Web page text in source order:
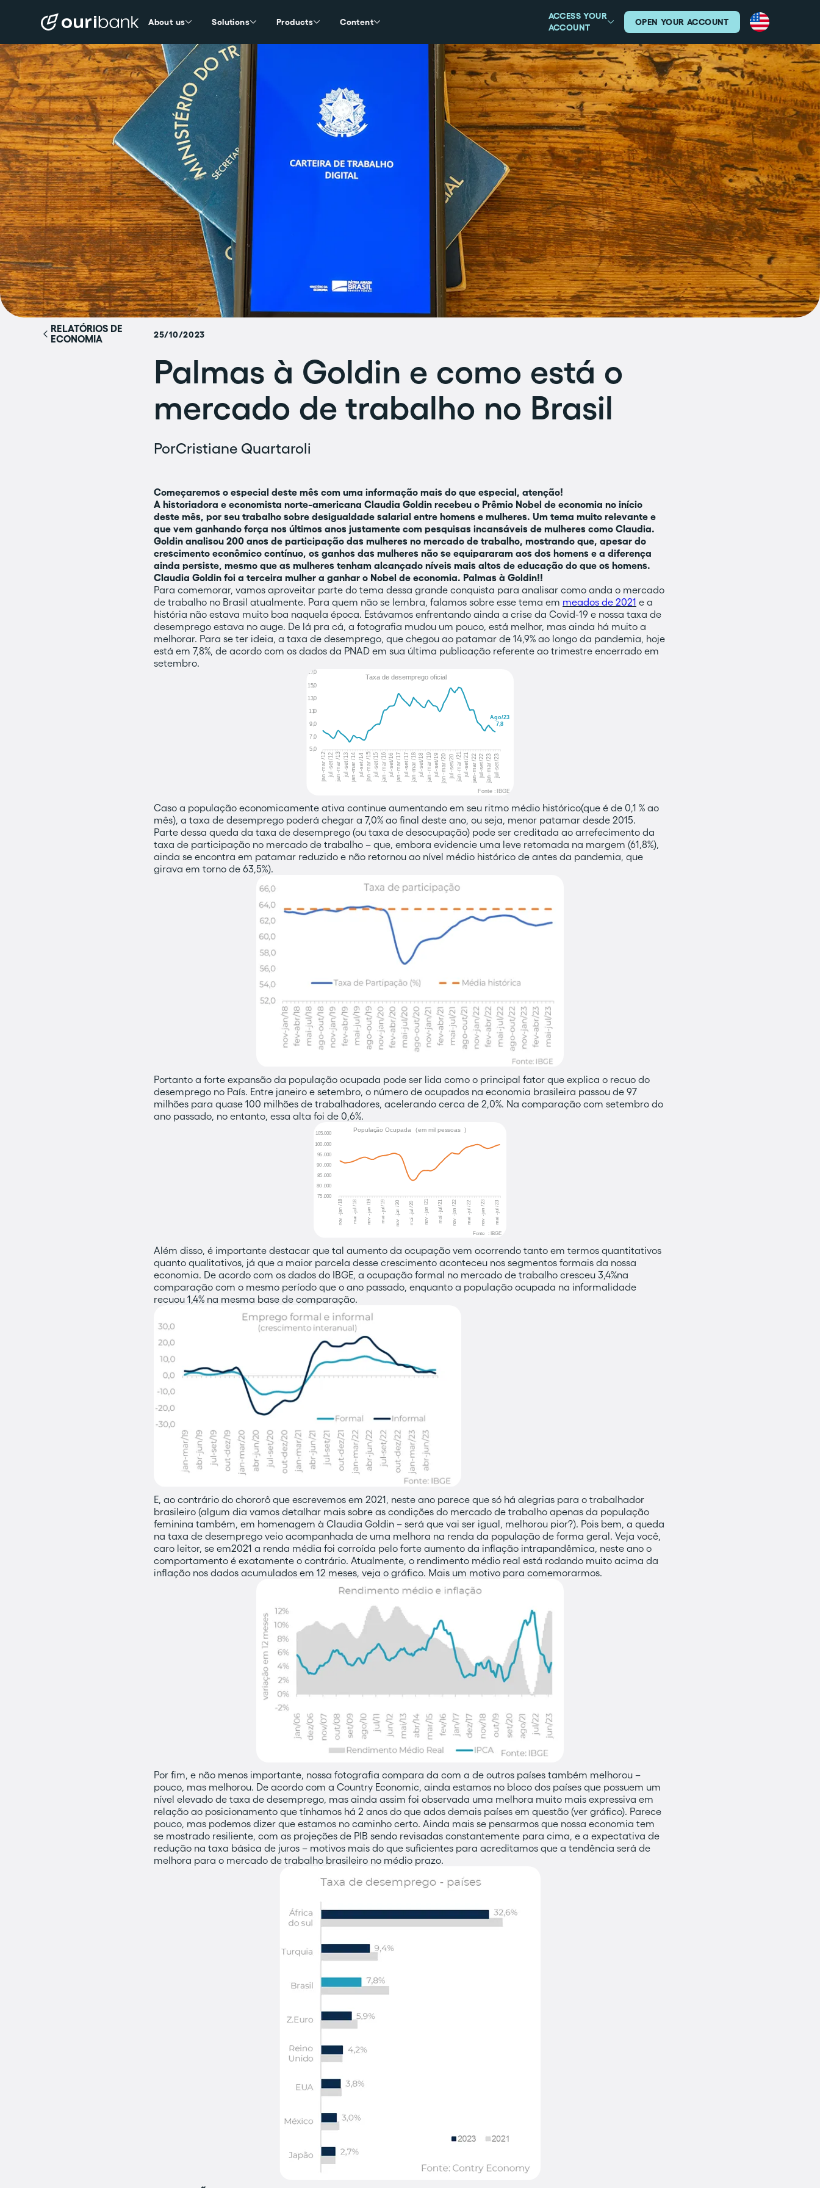
About us Solutions Products Content
ACCESS YOUR
ACCOUNT
OPEN YOUR ACCOUNT
RELATÓRIOS DE
ECONOMIA
25/10/2023
Palmas à Goldin e como está o
mercado de trabalho no Brasil
PorCristiane Quartaroli
Começaremos o especial deste mês com uma informação mais do que especial, atenção!
A historiadora e economista norte-americana Claudia Goldin recebeu o Prêmio Nobel de economia no início
deste mês, por seu trabalho sobre desigualdade salarial entre homens e mulheres. Um tema muito relevante e
que vem ganhando força nos últimos anos justamente com pesquisas incansáveis de mulheres como Claudia.
Goldin analisou 200 anos de participação das mulheres no mercado de trabalho, mostrando que, apesar do
crescimento econômico contínuo, os ganhos das mulheres não se equipararam aos dos homens e a diferença
ainda persiste, mesmo que as mulheres tenham alcançado níveis mais altos de educação do que os homens.
Claudia Goldin foi a terceira mulher a ganhar o Nobel de economia. Palmas à Goldin!!
Para comemorar, vamos aproveitar parte do tema dessa grande conquista para analisar como anda o mercado
de trabalho no Brasil atualmente. Para quem não se lembra, falamos sobre esse tema em meados de 2021 e a
história não estava muito boa naquela época. Estávamos enfrentando ainda a crise da Covid-19 e nossa taxa de
desemprego estava no auge. De lá pra cá, a fotografia mudou um pouco, está melhor, mas ainda há muito a
melhorar. Para se ter ideia, a taxa de desemprego, que chegou ao patamar de 14,9% ao longo da pandemia, hoje
está em 7,8%, de acordo com os dados da PNAD em sua última publicação referente ao trimestre encerrado em
setembro.
Caso a população economicamente ativa continue aumentando em seu ritmo médio histórico(que é de 0,1 % ao
mês), a taxa de desemprego poderá chegar a 7,0% ao final deste ano, ou seja, menor patamar desde 2015.
Parte dessa queda da taxa de desemprego (ou taxa de desocupação) pode ser creditada ao arrefecimento da
taxa de participação no mercado de trabalho – que, embora evidencie uma leve retomada na margem (61,8%),
ainda se encontra em patamar reduzido e não retornou ao nível médio histórico de antes da pandemia, que
girava em torno de 63,5%).
Portanto a forte expansão da população ocupada pode ser lida como o principal fator que explica o recuo do
desemprego no País. Entre janeiro e setembro, o número de ocupados na economia brasileira passou de 97
milhões para quase 100 milhões de trabalhadores, acelerando cerca de 2,0%. Na comparação com setembro do
ano passado, no entanto, essa alta foi de 0,6%.
Além disso, é importante destacar que tal aumento da ocupação vem ocorrendo tanto em termos quantitativos
quanto qualitativos, já que a maior parcela desse crescimento aconteceu nos segmentos formais da nossa
economia. De acordo com os dados do IBGE, a ocupação formal no mercado de trabalho cresceu 3,4%na
comparação com o mesmo período que o ano passado, enquanto a população ocupada na informalidade
recuou 1,4% na mesma base de comparação.
E, ao contrário do chororô que escrevemos em 2021, neste ano parece que só há alegrias para o trabalhador
brasileiro (algum dia vamos detalhar mais sobre as condições do mercado de trabalho apenas da população
feminina também, em homenagem à Claudia Goldin – será que vai ser igual, melhorou pior?). Pois bem, a queda
na taxa de desemprego veio acompanhada de uma melhora na renda da população de forma geral. Veja você,
caro leitor, se em2021 a renda média foi corroída pelo forte aumento da inflação intrapandêmica, neste ano o
comportamento é exatamente o contrário. Atualmente, o rendimento médio real está rodando muito acima da
inflação nos dados acumulados em 12 meses, veja o gráfico. Mais um motivo para comemorarmos.
Por fim, e não menos importante, nossa fotografia compara da com a de outros países também melhorou –
pouco, mas melhorou. De acordo com a Country Economic, ainda estamos no bloco dos países que possuem um
nível elevado de taxa de desemprego, mas ainda assim foi observada uma melhora muito mais expressiva em
relação ao posicionamento que tínhamos há 2 anos do que ados demais países em questão (ver gráfico). Parece
pouco, mas podemos dizer que estamos no caminho certo. Ainda mais se pensarmos que nossa economia tem
se mostrado resiliente, com as projeções de PIB sendo revisadas constantemente para cima, e a expectativa de
redução na taxa básica de juros – motivos mais do que suficientes para acreditamos que a tendência será de
melhora para o mercado de trabalho brasileiro no médio prazo.